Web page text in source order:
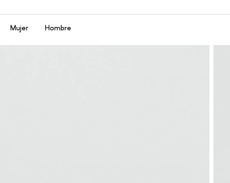
Menú
Mujer Hombre